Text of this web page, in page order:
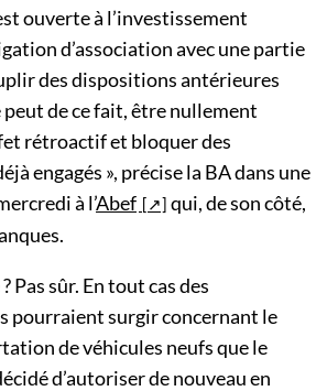
ouverte à l’investissement
d’association avec une partie
des dispositions antérieures
de ce fait, être nullement
rétroactif et bloquer des
engagés », précise la BA dans une
à l’Abef
qui, de son côté,
Pas sûr. En tout cas des
pourraient surgir concernant le
de véhicules neufs que le
d’autoriser de nouveau en